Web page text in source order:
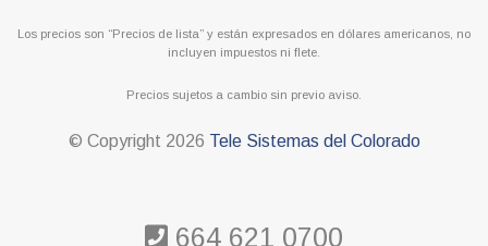
Los precios son “Precios de lista” y están expresados en dólares americanos, no
incluyen impuestos ni flete.
Precios sujetos a cambio sin previo aviso.
© Copyright 2026 Tele Sistemas del Colorado
664 621 0700